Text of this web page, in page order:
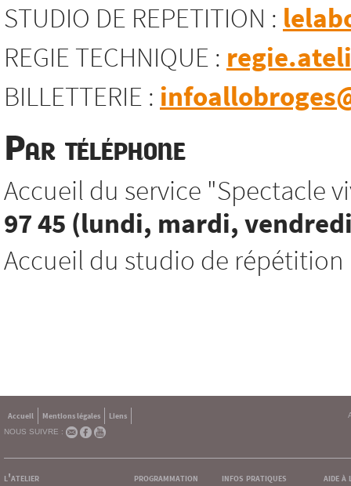
STUDIO DE REPETITION :
REGIE TECHNIQUE :
BILLETTERIE :
Par téléphone
Accueil du service "Spectacle
97 45 (lundi, mardi,
Accueil du studio de
Accueil Mentions légales
Liens
NOUS SUIVRE :
l'atelier programmation infos pratiques aide